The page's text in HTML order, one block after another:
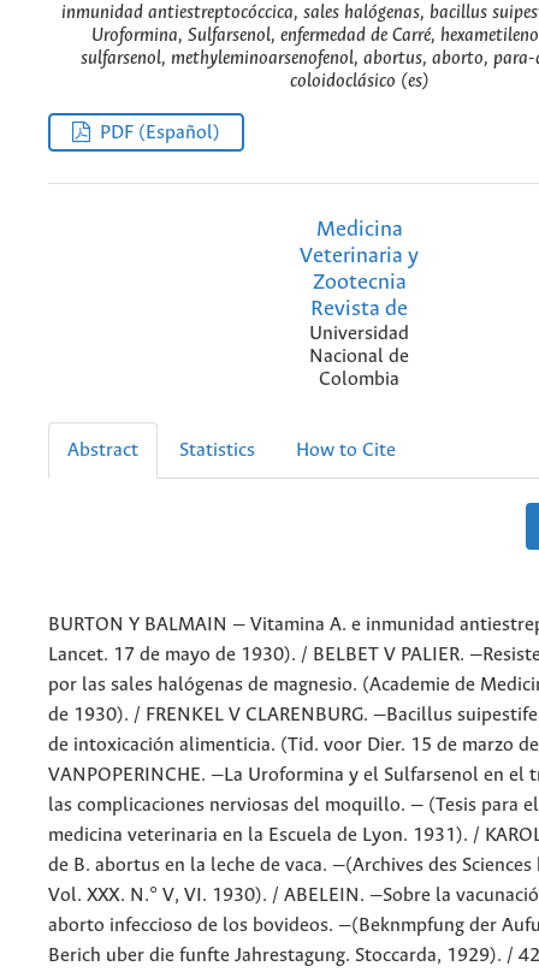
inmunidad antiestreptocóccica, sales halógenas, bacillus
Uroformina, Sulfarsenol, enfermedad de Carré,
sulfarsenol, methyleminoarsenofenol, abortus, aborto,
coloidoclásico (es)
PDF (Español)
Medicina
Veterinaria y
Zootecnia
Revista de
Universidad
Nacional de
Colombia
Abstract Statistics How to Cite
BURTON Y BALMAIN — Vitamina A. e inmunidad
Lancet. 17 de mayo de 1930). / BELBET V PALIER.
por las sales halógenas de magnesio. (Academie de
de 1930). / FRENKEL V CLARENBURG. —Bacillus
de intoxicación alimenticia. (Tid. voor Dier. 15 de marzo
VANPOPERINCHE. —La Uroformina y el Sulfarsenol en el
las complicaciones nerviosas del moquillo. — (Tesis para
medicina veterinaria en la Escuela de Lyon. 1931). /
de B. abortus en la leche de vaca. —(Archives des
Vol. XXX. N.° V, VI. 1930). / ABELEIN. —Sobre la
aborto infeccioso de los bovideos. —(Beknmpfung der
Berich uber die funfte Jahrestagung. Stoccarda, 1929). /